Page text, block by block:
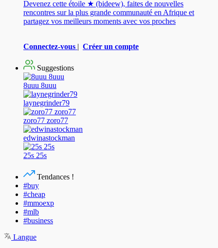
Devenez cette étoile ★ (bideew), faites de nouvelles
rencontres sur la plus grande communauté en Afrique et
partagez vos meilleurs moments avec vos proches
Connectez-vous | Créer un compte
Suggestions
8uuu 8uuu
laynegrinder79
zoro77 zoro77
edwinastockman
25s 25s
Tendances !
#buy
#cheap
#mmoexp
#mlb
#business
Langue